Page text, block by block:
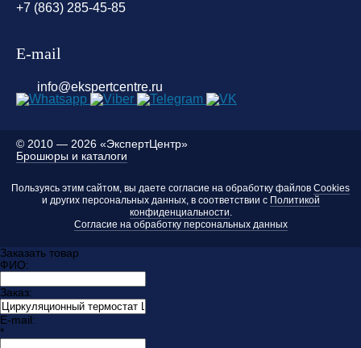
+7 (863) 285-45-85
E-mail
info@ekspertcentre.ru
© 2010 — 2026 «ЭкспертЦентр»
Брошюры и каталоги
Пользуясь этим сайтом, вы даете согласие на обработку файлов Cookies
и других персональных данных, в соответствии с Политикой
конфиденциальности.
Согласие на обработку персональных данных
Заказать товар
ФИО:
Заказ:
E-mail:
*